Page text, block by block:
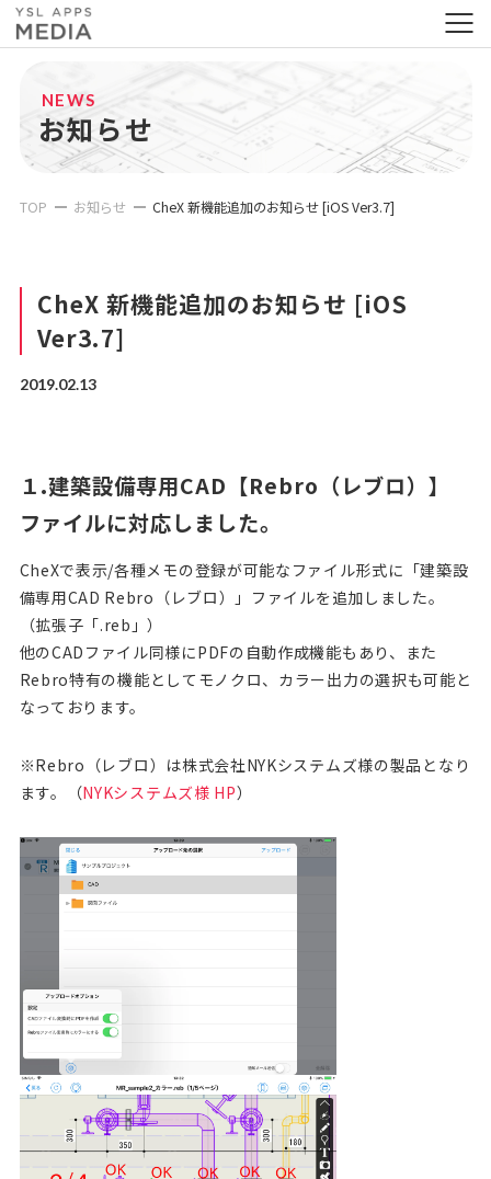
NEWS
お知らせ
TOP お知らせ CheX 新機能追加のお知らせ [iOS Ver3.7]
CheX 新機能追加のお知らせ [iOS
Ver3.7]
2019.02.13
１.建築設備専用CAD【Rebro（レブロ）】
ファイルに対応しました。
CheXで表示/各種メモの登録が可能なファイル形式に「建築設
備専用CAD Rebro（レブロ）」ファイルを追加しました。
（拡張子「.reb」）
他のCADファイル同様にPDFの自動作成機能もあり、また
Rebro特有の機能としてモノクロ、カラー出力の選択も可能と
なっております。
※Rebro（レブロ）は株式会社NYKシステムズ様の製品となり
ます。（NYKシステムズ様 HP）